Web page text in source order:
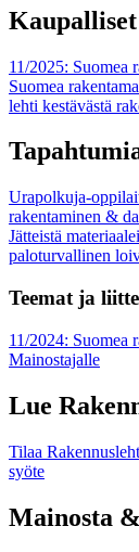
11/2025: Suomea
Suomea
lehti kestävästä
Urapolkuja-
rakentaminen &
Jätteistä
paloturvallinen
Teemat ja
11/2024: Suomea
Mainostajalle
Lue
Tilaa
syöte
Mainosta